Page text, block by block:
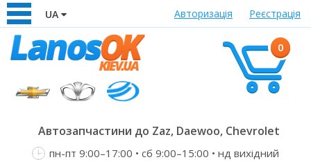
UA Авторизація Реєстрація
0
Автозапчастини до Zaz, Daewoo, Chevrolet
пн-пт 9:00–17:00 • сб 9:00–15:00 • нд вихідний